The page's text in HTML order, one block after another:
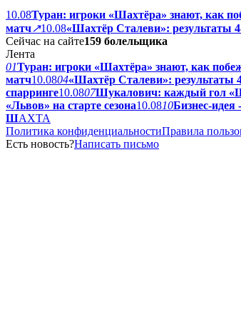
10.08Туран: игроки «Шахтёра» знают, как
матч↗10.08«Шахтёр Сталеви»: результаты
Сейчас на сайте159 болельщика
Лента
01Туран: игроки «Шахтёра» знают, как
матч10.0804«Шахтёр Сталеви»: результаты
спарринге10.0807Шукалович: каждый гол
«Львов» на старте сезона10.0810Бизнес-идея
ШАХТА
Политика конфиденциальностиПравила
Есть новость?Написать письмо